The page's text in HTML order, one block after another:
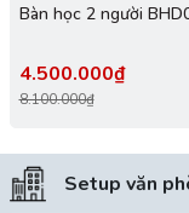
Bàn học 2 người
4.500.000₫
8.100.000₫
Setup văn